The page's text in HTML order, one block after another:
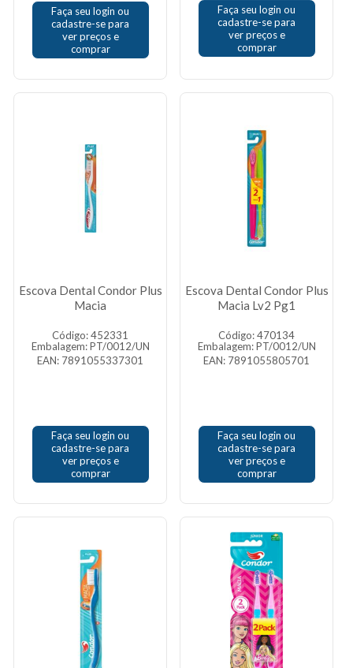
Faça seu login ou
cadastre-se para
ver preços e
comprar
Faça seu login ou
cadastre-se para
ver preços e
comprar
Escova Dental Condor Plus
Macia
Código: 452331
Embalagem: PT/0012/UN
EAN: 7891055337301
Faça seu login ou
cadastre-se para
ver preços e
comprar
Escova Dental Condor Plus
Macia Lv2 Pg1
Código: 470134
Embalagem: PT/0012/UN
EAN: 7891055805701
Faça seu login ou
cadastre-se para
ver preços e
comprar